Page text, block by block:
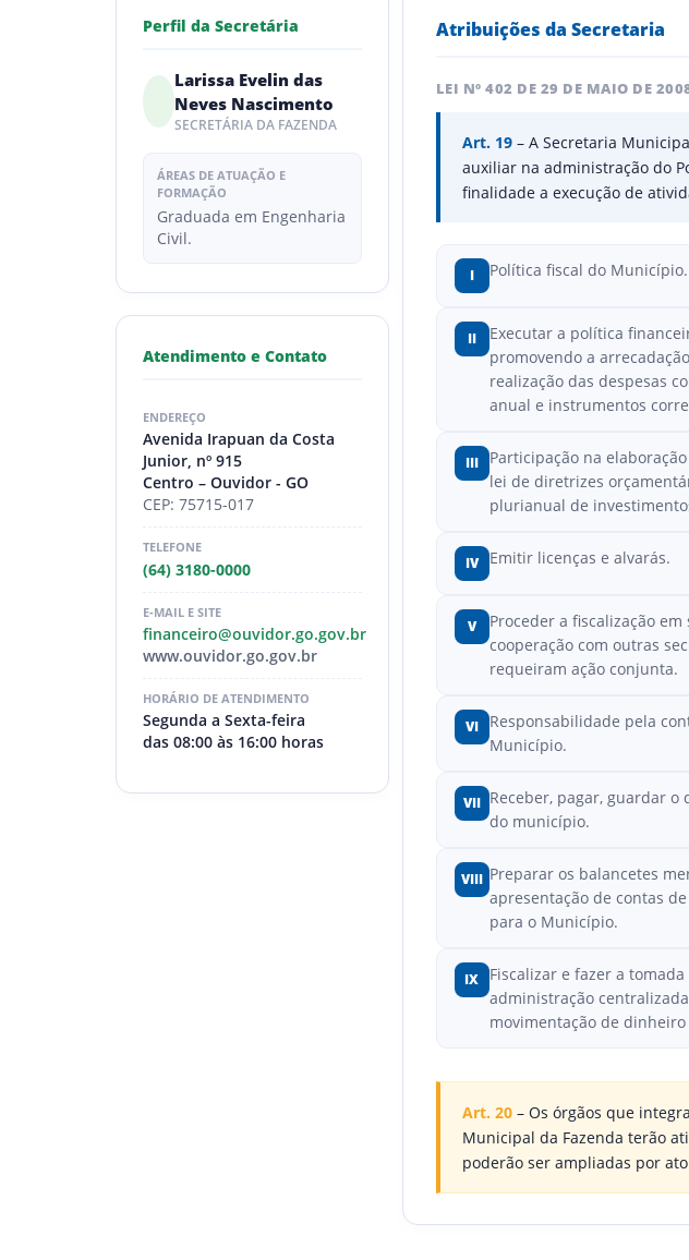
Perfil da Secretária
Larissa Evelin das
Neves Nascimento
SECRETÁRIA DA FAZENDA
ÁREAS DE ATUAÇÃO E
FORMAÇÃO
Graduada em Engenharia
Civil.
Atendimento e Contato
ENDEREÇO
Avenida Irapuan da Costa
Junior, nº 915
Centro – Ouvidor - GO
CEP: 75715-017
TELEFONE
(64) 3180-0000
E-MAIL E SITE
financeiro@ouvidor.go.gov.br
www.ouvidor.go.gov.br
HORÁRIO DE ATENDIMENTO
Segunda a Sexta-feira
das 08:00 às 16:00 horas
Atribuições da Secretaria
LEI Nº 402 DE 29 DE MAIO DE
Art. 19– A Secretaria
auxiliar na administração do
finalidade a execução de
I Política fiscal do Município.
II
Executar a política
promovendo a
realização das despesas
anual e instrumentos
III Participação na
lei de diretrizes
plurianual de
IV Emitir licenças e alvarás.
V
Proceder a fiscalização em
cooperação com outras
requeiram ação conjunta.
VI Responsabilidade pela
Município.
VII Receber, pagar, guardar
do município.
VIII Preparar os balancetes
apresentação de contas
para o Município.
IX Fiscalizar e fazer a
administração
movimentação de
Art. 20– Os órgãos que
Municipal da Fazenda terão
poderão ser ampliadas por